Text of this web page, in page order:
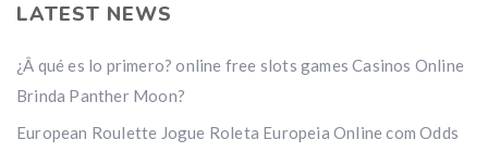
LATEST NEWS
¿Â qué es lo primero? online free slots games Casinos Online
Brinda Panther Moon?
European Roulette Jogue Roleta Europeia Online com Odds